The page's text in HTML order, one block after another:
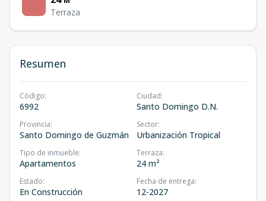
Terraza
Resumen
Código:
6992
Ciudad:
Santo Domingo D.N.
Provincia:
Santo Domingo de Guzmán
Sector:
Urbanización Tropical
Tipo de inmueble:
Apartamentos
Terraza:
24 m²
Estado:
En Construcción
Fecha de entrega:
12-2027